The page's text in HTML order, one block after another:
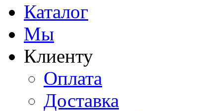
Каталог
Мы
Клиенту
Оплата
Доставка